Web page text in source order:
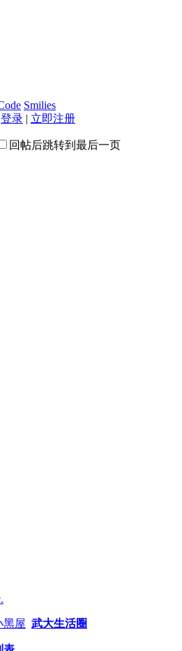
Smilies
登录 | 立即注册
回帖后跳转到最后一页
黑屋 武大生活圈